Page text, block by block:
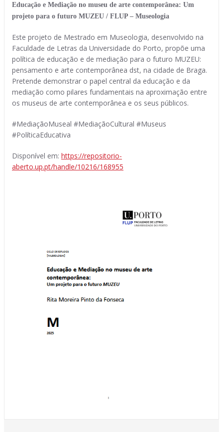
Educação e Mediação no museu de arte contemporânea: Um
projeto para o futuro MUZEU / FLUP – Museologia
Este projeto de Mestrado em Museologia, desenvolvido na
Faculdade de Letras da Universidade do Porto, propõe uma
política de educação e de mediação para o futuro MUZEU:
pensamento e arte contemporânea dst, na cidade de Braga.
Pretende demonstrar o papel central da educação e da
mediação como pilares fundamentais na aproximação entre
os museus de arte contemporânea e os seus públicos.
#MediaçãoMuseal #MediaçãoCultural #Museus
#PolíticaEducativa
Disponível em: https://repositorio-
aberto.up.pt/handle/10216/168955